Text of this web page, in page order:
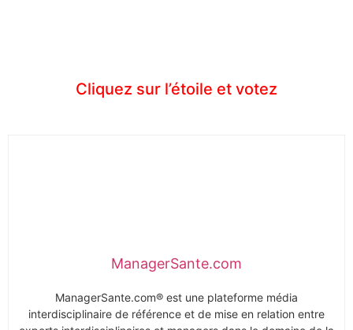
Cliquez sur l’étoile et votez
ManagerSante.com
ManagerSante.com® est une plateforme média
interdisciplinaire de référence et de mise en relation entre